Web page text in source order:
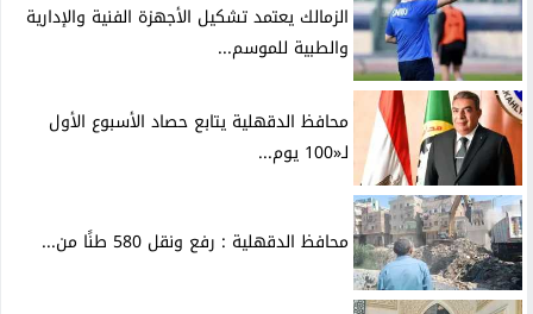
الزمالك يعتمد تشكيل الأجهزة الفنية والإدارية
والطبية للموسم...
محافظ الدقهلية يتابع حصاد الأسبوع الأول
لـ«100 يوم...
محافظ الدقهلية : رفع ونقل 580 طنًا من...